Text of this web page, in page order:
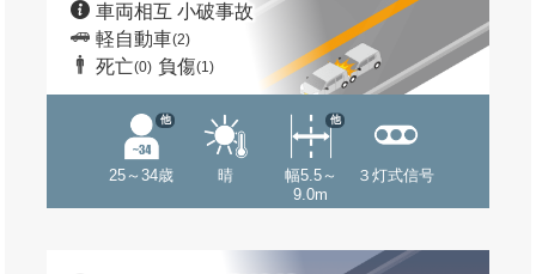
車両相互 小破事故
軽自動車(2)
死亡(0) 負傷(1)
25～34歳
他
晴
幅5.5～
9.0m
他
３灯式信号